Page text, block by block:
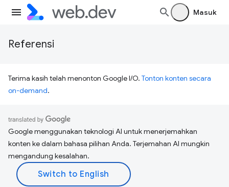
Masuk
Referensi
Terima kasih telah menonton Google I/O. Tonton konten secara
on-demand.
Google menggunakan teknologi AI untuk menerjemahkan
konten ke dalam bahasa pilihan Anda. Terjemahan AI mungkin
mengandung kesalahan.